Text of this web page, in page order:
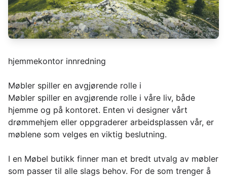
hjemmekontor innredning
Møbler spiller en avgjørende rolle i
Møbler spiller en avgjørende rolle i våre liv, både
hjemme og på kontoret. Enten vi designer vårt
drømmehjem eller oppgraderer arbeidsplassen vår, er
møblene som velges en viktig beslutning.
I en Møbel butikk finner man et bredt utvalg av møbler
som passer til alle slags behov. For de som trenger å